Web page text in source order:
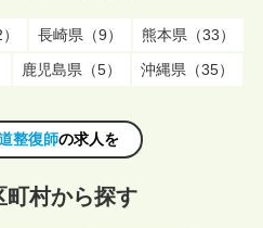
長崎県（9）
熊本県（33）
鹿児島県（5） 沖縄県（35）
整復師の求人を
町村から探す